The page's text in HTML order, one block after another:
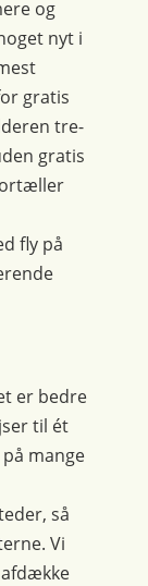
og
nyt i
gratis
tre-
gratis
fly på
er bedre
til ét
mange
så
Vi